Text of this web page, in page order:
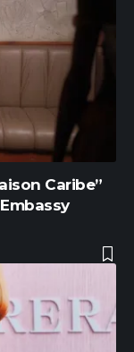
Caribe”